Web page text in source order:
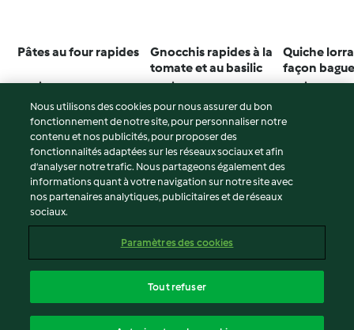
Pâtes au four rapides
4.4 (85)
Gnocchis rapides à la
tomate et au basilic
4.3 (11)
Quiche
façon
4.6 (16)
© Copyright 2026
Conditions d'utilisation
Politique de confidentialité
Mentions légales
Contenu du rapport
Nous utilisons des cookies pour nous assurer du bon
fonctionnement de notre site, pour personnaliser notre
contenu et nos publicités, pour proposer des
fonctionnalités adaptées sur les réseaux sociaux et afin
d’analyser notre trafic. Nous partageons également des
informations quant à votre navigation sur notre site avec
nos partenaires analytiques, publicitaires et de réseaux
sociaux.
Paramètres des cookies
Tout refuser